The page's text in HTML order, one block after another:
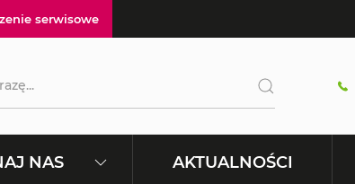
serwisowe
NAS AKTUALNOŚCI